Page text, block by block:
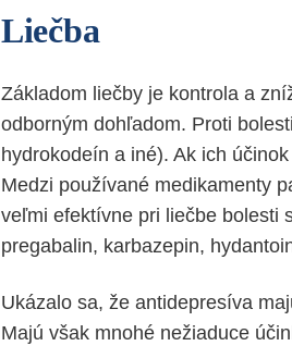
Liečba
Základom liečby je kontrola a
odborným dohľadom. Proti
hydrokodeín a iné). Ak ich
Medzi používané medikamenty
veľmi efektívne pri liečbe bolesti
pregabalin, karbazepin,
Ukázalo sa, že antidepresíva
Majú však mnohé nežiaduce